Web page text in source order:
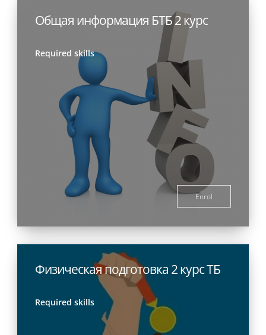
Общая информация БТБ 2 курс
Required skills
Enrol
Физическая подготовка 2 курс ТБ
Required skills